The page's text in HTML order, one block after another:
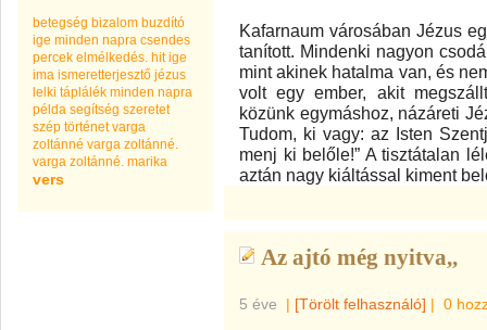
betegség bizalom buzdító
ige minden napra csendes
percek elmélkedés. hit ige
ima ismeretterjesztő jézus
lelki táplálék minden napra
példa segítség szeretet
szép történet varga
zoltánné varga zoltánné.
varga zoltánné. marika
vers
Kafarnaum városában Jézus
tanított. Mindenki nagyon
mint akinek hatalma van, és
volt egy ember, akit
közünk egymáshoz, názáreti
Tudom, ki vagy: az Isten
menj ki belőle!” A tisztátalan
aztán nagy kiáltással kiment
Az ajtó még nyitva,,
5 éve | [Törölt felhasználó] | 0